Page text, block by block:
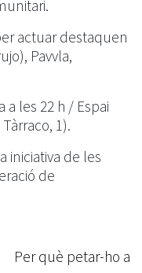
actuar destaquen
Pavvla,
a les 22 h / Espai
1).
iniciativa de les
de
Per què petar-ho a